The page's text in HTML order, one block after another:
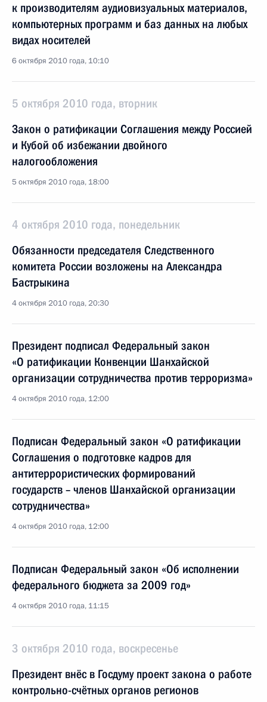
к производителям аудиовизуальных материалов,
компьютерных программ и баз данных на любых
видах носителей
6 октября 2010 года, 10:10
5 октября 2010 года, вторник
Закон о ратификации Соглашения между Россией
и Кубой об избежании двойного
налогообложения
5 октября 2010 года, 18:00
4 октября 2010 года, понедельник
Обязанности председателя Следственного
комитета России возложены на Александра
Бастрыкина
4 октября 2010 года, 20:30
Президент подписал Федеральный закон
«О ратификации Конвенции Шанхайской
организации сотрудничества против терроризма»
4 октября 2010 года, 12:00
Подписан Федеральный закон «О ратификации
Соглашения о подготовке кадров для
антитеррористических формирований
государств – членов Шанхайской организации
сотрудничества»
4 октября 2010 года, 12:00
Подписан Федеральный закон «Об исполнении
федерального бюджета за 2009 год»
4 октября 2010 года, 11:15
3 октября 2010 года, воскресенье
Президент внёс в Госдуму проект закона о работе
контрольно-счётных органов регионов